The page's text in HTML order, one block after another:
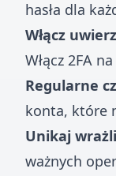
hasła dla
Włącz
Włącz 2FA
Regularne
konta, które
Unikaj
ważnych